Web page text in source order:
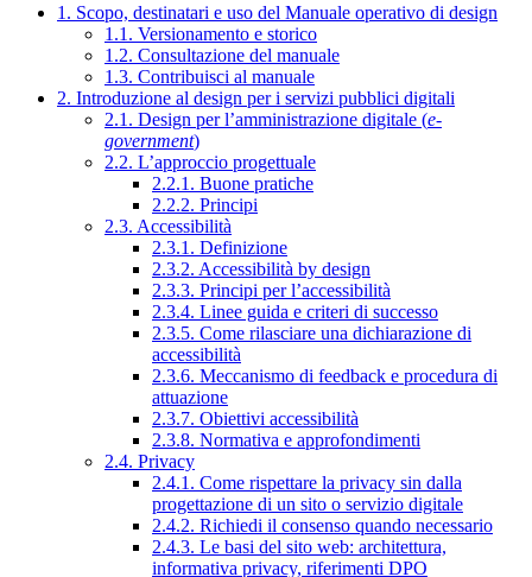
1. Scopo, destinatari e uso del Manuale operativo di design
1.1. Versionamento e storico
1.2. Consultazione del manuale
1.3. Contribuisci al manuale
2. Introduzione al design per i servizi pubblici digitali
2.1. Design per l’amministrazione digitale (e-
government)
2.2. L’approccio progettuale
2.2.1. Buone pratiche
2.2.2. Principi
2.3. Accessibilità
2.3.1. Definizione
2.3.2. Accessibilità by design
2.3.3. Principi per l’accessibilità
2.3.4. Linee guida e criteri di successo
2.3.5. Come rilasciare una dichiarazione di
accessibilità
2.3.6. Meccanismo di feedback e procedura di
attuazione
2.3.7. Obiettivi accessibilità
2.3.8. Normativa e approfondimenti
2.4. Privacy
2.4.1. Come rispettare la privacy sin dalla
progettazione di un sito o servizio digitale
2.4.2. Richiedi il consenso quando necessario
2.4.3. Le basi del sito web: architettura,
informativa privacy, riferimenti DPO